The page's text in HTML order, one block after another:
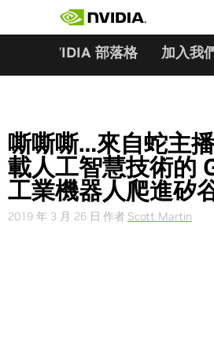
NVIDIA 部落格 加入我
嘶嘶嘶…來自蛇主
載人工智慧技術的
工業機器人爬進矽
2019 年 3 月 26 日 作者 Scott Martin